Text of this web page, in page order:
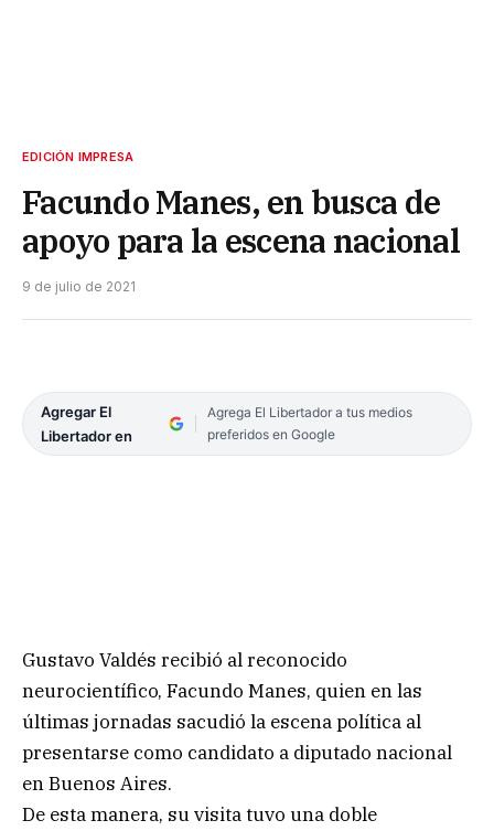
EDICIÓN IMPRESA
Facundo Manes, en busca de
apoyo para la escena nacional
9 de julio de 2021
Agregar El
Libertador en
Agrega El Libertador a tus medios
preferidos en Google
Gustavo Valdés recibió al reconocido
neurocientífico, Facundo Manes, quien en las
últimas jornadas sacudió la escena política al
presentarse como candidato a diputado nacional
en Buenos Aires.
De esta manera, su visita tuvo una doble